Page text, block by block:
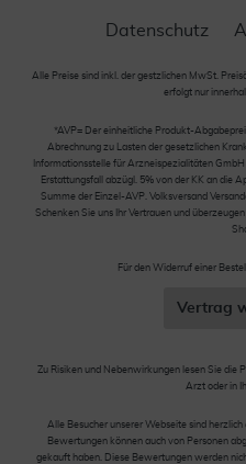
Datenschutz
Alle Preise sind inkl. der gestzlichen MwSt.
erfolgt nur
*AVP= Der einheitliche Produkt-
Abrechnung zu Lasten der gesetzlichen
Informationsstelle für Arzneispezialitäten
Erstattungsfall abzügl. 5% von der KK an die
Summe der Einzel-AVP. Volksversand
Schenken Sie uns Ihr Vertrauen und
Für den Widerruf einer
Vertrag
Zu Risiken und Nebenwirkungen lesen Sie die
Arzt oder in
Alle Besucher unserer Webseite sind
Bewertungen können auch von Personen
gekauft haben. Diese Bewertungen werden